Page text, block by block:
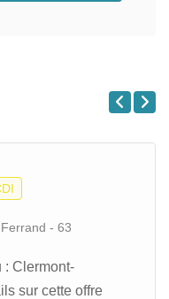
- 63
: Clermont-
sur cette offre